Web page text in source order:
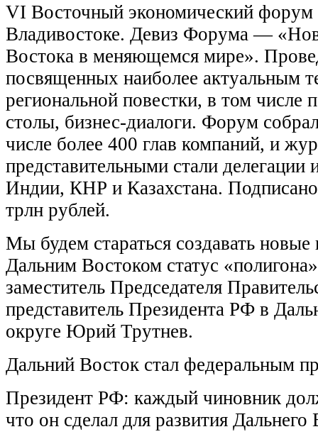
VI Восточный экономический форум
Владивостоке. Девиз Форума —
Востока в меняющемся мире».
посвященных наиболее актуальным
региональной повестки, в том числе
столы, бизнес-диалоги. Форум
числе более 400 глав компаний, и
представительными стали
Индии, КНР и Казахстана.
трлн рублей.
Мы будем стараться создавать новые
Дальним Востоком статус
заместитель Председателя
представитель Президента РФ в
округе Юрий Трутнев.
Дальний Восток стал федеральным
Президент РФ: каждый чиновник
что он сделал для развития Дальнего